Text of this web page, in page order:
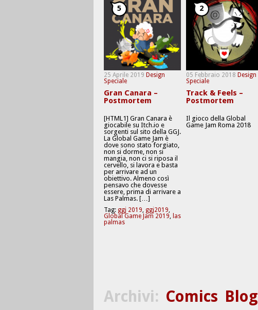
25 Aprile 2019 Design
Speciale
5
Gran Canara –
Postmortem
[HTML1] Gran Canara è
giocabile su Itch.io e
sorgenti sul sito della GGJ.
La Global Game Jam è
dove sono stato forgiato,
non si dorme, non si
mangia, non ci si riposa il
cervello, si lavora e basta
per arrivare ad un
obiettivo. Almeno così
pensavo che dovesse
essere, prima di arrivare a
Las Palmas. […]
Tag: ggj 2019, ggj2019,
Global Game Jam 2019, las
palmas
05 Febbraio 2018 Design
Speciale
2
Track & Feels –
Postmortem
Il gioco della Global
Game Jam Roma 2018
Archivi: Comics Blog